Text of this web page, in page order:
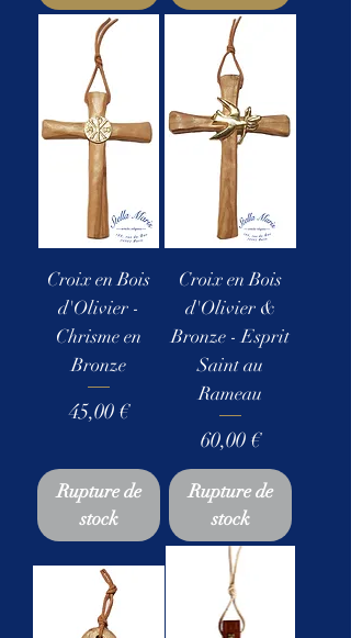
Croix en Bois
d'Olivier -
Chrisme en
Bronze
Prix
45,00 €
Rupture de
stock
Croix en Bois
d'Olivier &
Bronze - Esprit
Saint au
Rameau
Prix
60,00 €
Rupture de
stock